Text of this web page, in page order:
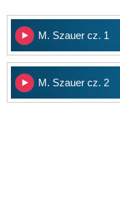
M. Szauer cz. 1
M. Szauer cz. 2